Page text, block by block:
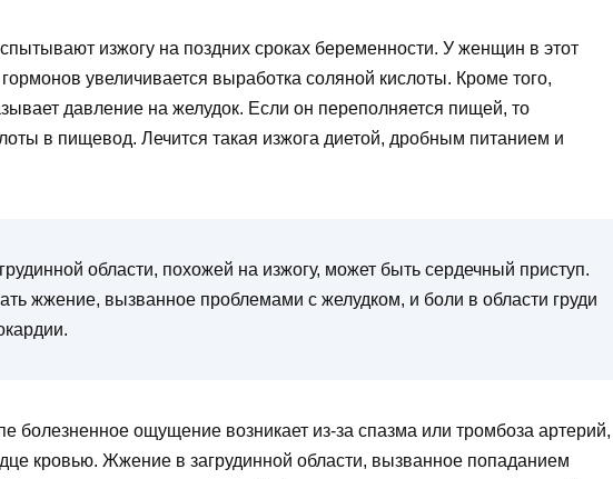
изжогу на поздних сроках беременности. У женщин в этот
увеличивается выработка соляной кислоты. Кроме того,
давление на желудок. Если он переполняется пищей, то
в пищевод. Лечится такая изжога диетой, дробным питанием и
области, похожей на изжогу, может быть сердечный приступ.
жжение, вызванное проблемами с желудком, и боли в области груди
болезненное ощущение возникает из-за спазма или тромбоза артерий,
кровью. Жжение в загрудинной области, вызванное попаданием